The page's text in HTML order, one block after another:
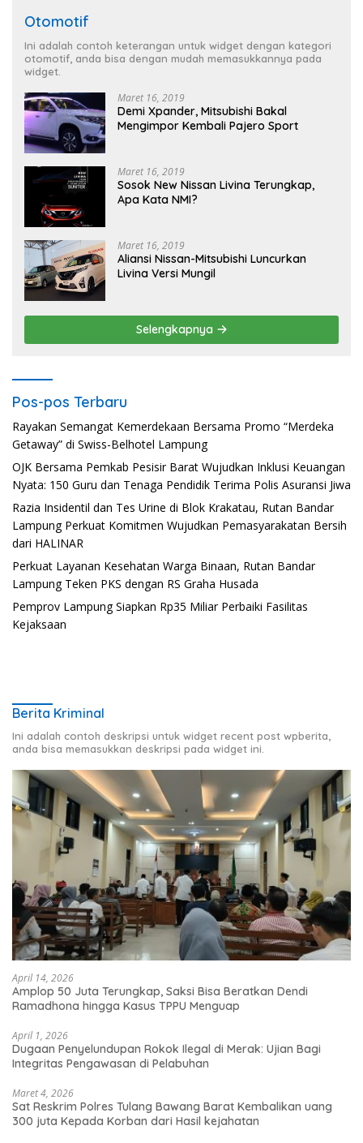
Otomotif
Ini adalah contoh keterangan untuk widget dengan kategori
otomotif, anda bisa dengan mudah memasukkannya pada
widget.
Maret 16, 2019
Demi Xpander, Mitsubishi Bakal
Mengimpor Kembali Pajero Sport
Maret 16, 2019
Sosok New Nissan Livina Terungkap,
Apa Kata NMI?
Maret 16, 2019
Aliansi Nissan-Mitsubishi Luncurkan
Livina Versi Mungil
Selengkapnya
Pos-pos Terbaru
Rayakan Semangat Kemerdekaan Bersama Promo “Merdeka
Getaway” di Swiss-Belhotel Lampung
OJK Bersama Pemkab Pesisir Barat Wujudkan Inklusi Keuangan
Nyata: 150 Guru dan Tenaga Pendidik Terima Polis Asuransi Jiwa
Razia Insidentil dan Tes Urine di Blok Krakatau, Rutan Bandar
Lampung Perkuat Komitmen Wujudkan Pemasyarakatan Bersih
dari HALINAR
Perkuat Layanan Kesehatan Warga Binaan, Rutan Bandar
Lampung Teken PKS dengan RS Graha Husada
Pemprov Lampung Siapkan Rp35 Miliar Perbaiki Fasilitas
Kejaksaan
Berita Kriminal
Ini adalah contoh deskripsi untuk widget recent post wpberita,
anda bisa memasukkan deskripsi pada widget ini.
April 14, 2026
Amplop 50 Juta Terungkap, Saksi Bisa Beratkan Dendi
Ramadhona hingga Kasus TPPU Menguap
April 1, 2026
Dugaan Penyelundupan Rokok Ilegal di Merak: Ujian Bagi
Integritas Pengawasan di Pelabuhan
Maret 4, 2026
Sat Reskrim Polres Tulang Bawang Barat Kembalikan uang
300 juta Kepada Korban dari Hasil kejahatan